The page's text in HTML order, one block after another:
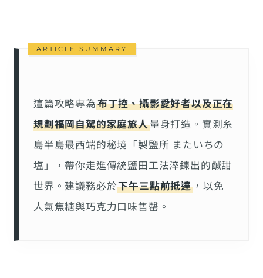
這篇攻略專為布丁控、攝影愛好者以及正在
規劃福岡自駕的家庭旅人量身打造。實測糸
島半島最西端的秘境「製鹽所 またいちの
塩」，帶你走進傳統鹽田工法淬鍊出的鹹甜
世界。建議務必於下午三點前抵達 ，以免
人氣焦糖與巧克力口味售罄。